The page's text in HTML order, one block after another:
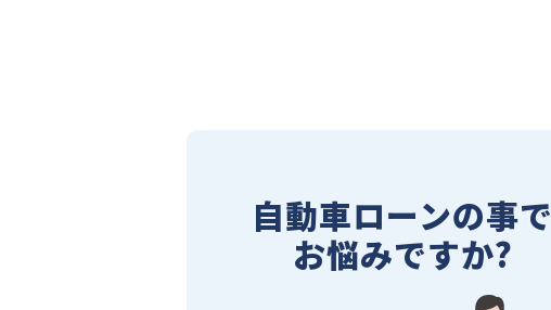
自動車ローンの事で
お悩みですか?